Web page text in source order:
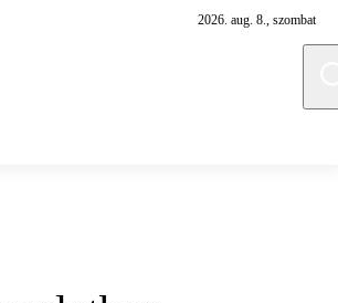
2026. aug. 8., szombat